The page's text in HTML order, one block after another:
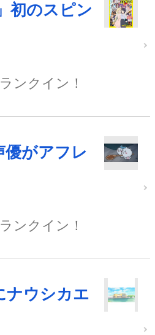
初のスピン
ンクイン！
優がアフレ
ンクイン！
ナウシカエ